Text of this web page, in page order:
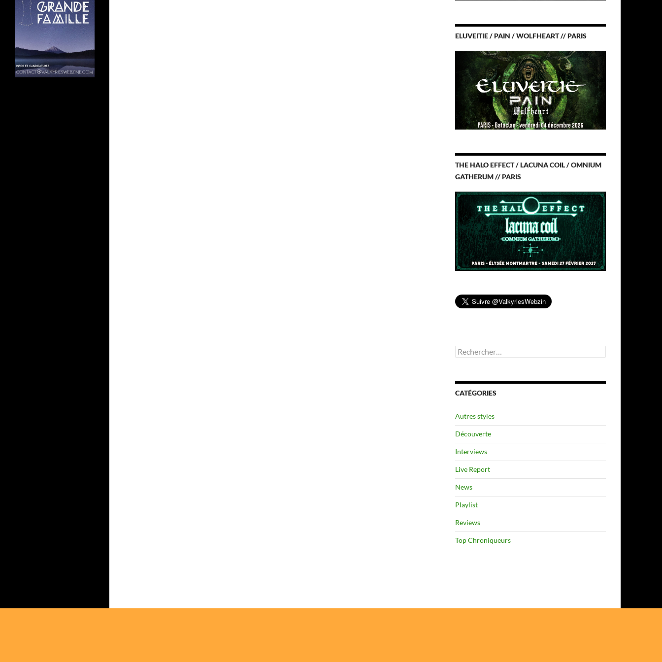
ELUVEITIE / PAIN / WOLFHEART // PARIS
THE HALO EFFECT / LACUNA COIL / OMNIUM
GATHERUM // PARIS
Rechercher :
CATÉGORIES
Autres styles
Découverte
Interviews
Live Report
News
Playlist
Reviews
Top Chroniqueurs